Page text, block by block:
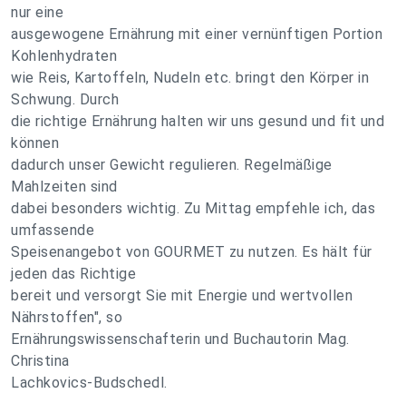
nur eine
ausgewogene Ernährung mit einer vernünftigen Portion
Kohlenhydraten
wie Reis, Kartoffeln, Nudeln etc. bringt den Körper in
Schwung. Durch
die richtige Ernährung halten wir uns gesund und fit und
können
dadurch unser Gewicht regulieren. Regelmäßige
Mahlzeiten sind
dabei besonders wichtig. Zu Mittag empfehle ich, das
umfassende
Speisenangebot von GOURMET zu nutzen. Es hält für
jeden das Richtige
bereit und versorgt Sie mit Energie und wertvollen
Nährstoffen", so
Ernährungswissenschafterin und Buchautorin Mag.
Christina
Lachkovics-Budschedl.